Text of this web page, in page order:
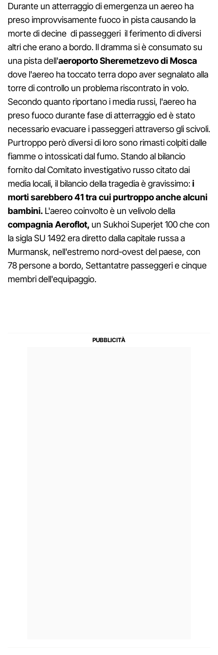
Durante un atterraggio di emergenza un aereo ha
preso improvvisamente fuoco in pista causando la
morte di decine di passeggeri il ferimento di diversi
altri che erano a bordo. Il dramma si è consumato su
una pista dell'aeroporto Sheremetzevo di Mosca
dove l'aereo ha toccato terra dopo aver segnalato alla
torre di controllo un problema riscontrato in volo.
Secondo quanto riportano i media russi, l'aereo ha
preso fuoco durante fase di atterraggio ed è stato
necessario evacuare i passeggeri attraverso gli scivoli.
Purtroppo però diversi di loro sono rimasti colpiti dalle
fiamme o intossicati dal fumo. Stando al bilancio
fornito dal Comitato investigativo russo citato dai
media locali, il bilancio della tragedia è gravissimo:i
morti sarebbero 41 tra cui purtroppo anche alcuni
bambini. L'aereo coinvolto è un velivolo della
compagniaAeroflot, un Sukhoi Superjet 100 che con
la sigla SU 1492 era diretto dalla capitale russa a
Murmansk, nell'estremo nord-ovest del paese, con
78 persone a bordo, Settantatre passeggeri e cinque
membri dell'equipaggio.